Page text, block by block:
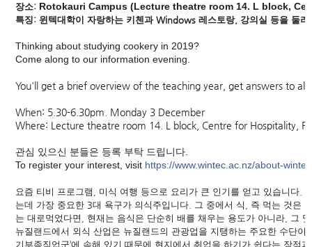
장소: Rotokauri Campus (Lecture theatre room 14. L block,
특징: 윈텍대학이 자랑하는 키첸과 Windows 레스토랑, 강의실 등을 둘러
Thinking about studying cookery in 2019?
Come along to our information evening.
You'll get a brief overview of the teaching year, get answers to
When: 5.30-6.30pm. Monday 3 December
Where: Lecture theatre room 14. L block, Centre for Hospitality,
관심 있으신 분들은 등록 부탁 드립니다.
To register your interest, visit https://www.wintec.ac.nz/about-
요즘 티비 프로그램 미식 여행 등으로 요리가 큰 인기를 얻고 있습니다
는데 가장 중요한 3대 욕구가 의식주입니다 그 중에서 식 즉 먹는 것은
는 대로먹었다면 현재는 음식은 단순히 배를 채우는 용도가 아니라 그
뉴질랜드에서 외식 산업은 뉴질랜드의 관광업을 지탱하는 주요한 수단이
기부족직업군’에 속해 있기 때문에 현지에서 취업을 하기가 쉽다는 장점과